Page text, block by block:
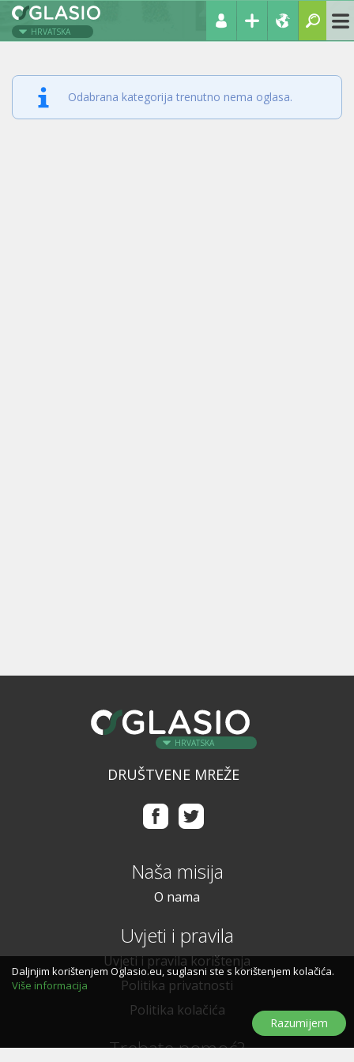
HRVATSKA
Odabrana kategorija trenutno nema oglasa.
HRVATSKA
DRUŠTVENE MREŽE
Naša misija
O nama
Uvjeti i pravila
Uvjeti i pravila korištenja
Politika privatnosti
Politika kolačića
Trebate pomoć?
Daljnjim korištenjem Oglasio.eu, suglasni ste s korištenjem kolačića.
Više informacija
Razumijem